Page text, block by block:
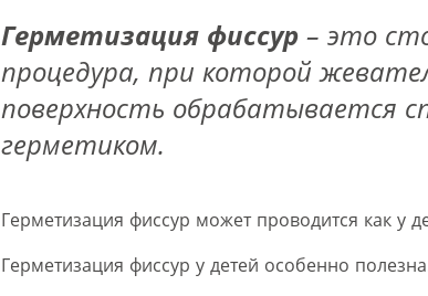
Герметизация фиссур – это
процедура, при которой
поверхность обрабатывается
герметиком.
Герметизация фиссур может проводится как у
Герметизация фиссур у детей особенно